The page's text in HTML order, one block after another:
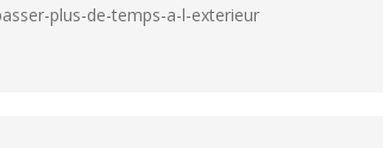
plus-de-temps-a-l-exterieur